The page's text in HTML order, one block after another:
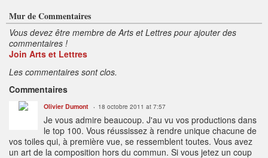
Mur de Commentaires
Vous devez être membre de Arts et Lettres pour ajouter des
commentaires !
Join Arts et Lettres
Les commentaires sont clos.
Commentaires
Olivier Dumont 18 octobre 2011 at 7:57
Je vous admire beaucoup. J'au vu vos productions dans
le top 100. Vous réussissez à rendre unique chacune de
vos toiles qui, à première vue, se ressemblent toutes. Vous avez
un art de la composition hors du commun. Si vous jetez un coup